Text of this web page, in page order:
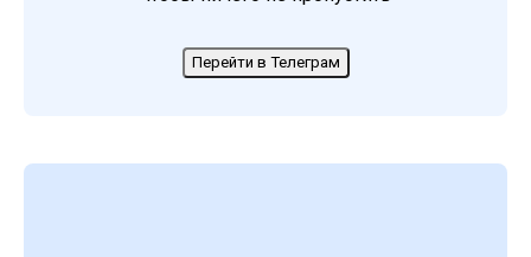
Перейти в Телеграм